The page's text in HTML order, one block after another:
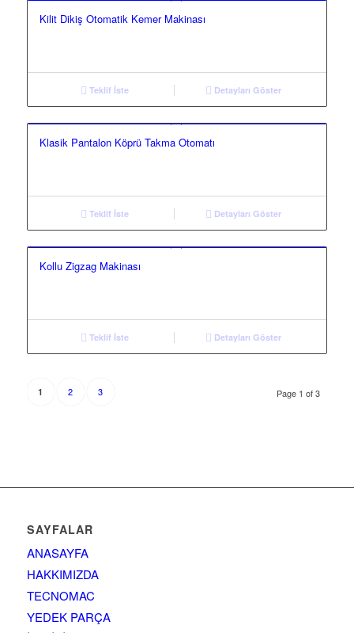
Kilit Dikiş Otomatik Kemer Makinası
Teklif İste Detayları Göster
Klasik Pantalon Köprü Takma Otomatı
Teklif İste Detayları Göster
Kollu Zigzag Makinası
Teklif İste Detayları Göster
Page 1 of 3
1 2 3
SAYFALAR
ANASAYFA
HAKKIMIZDA
TECNOMAC
YEDEK PARÇA